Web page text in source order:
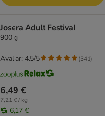
Josera Adult Festival
900 g
6,49 €
7,21 € / kg
6,17 €
Avaliar: 4.5/5 (341)